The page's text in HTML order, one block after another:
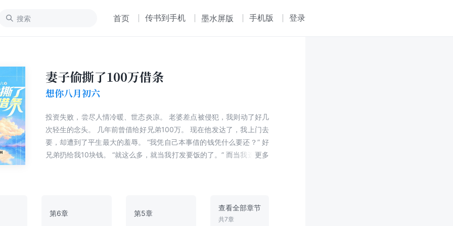
首页 传书到手机 墨水屏版 手机版 登录
妻子偷撕了100万借条
想你八月初六
投资失败，尝尽人情冷暖、世态炎凉。 老婆差点被侵犯，我则动了好几
次轻生的念头。 几年前曾借给好兄弟100万。 现在他发达了，我上门去
要，却遭到了平生最大的羞辱。 “我凭自己本事借的钱凭什么要还？” 好
兄弟扔给我10块钱。 “就这么多，就当我打发要饭的了。” 而当我选择要
第6章 第5章
查看全部章节
共7章